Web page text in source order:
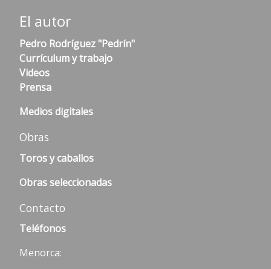
El autor
Pedro Rodríguez "Pedrín"
Currículum y trabajo
Videos
Prensa
Medios digitales
Obras
Toros y caballos
Obras seleccionadas
Contacto
Teléfonos
Menorca: